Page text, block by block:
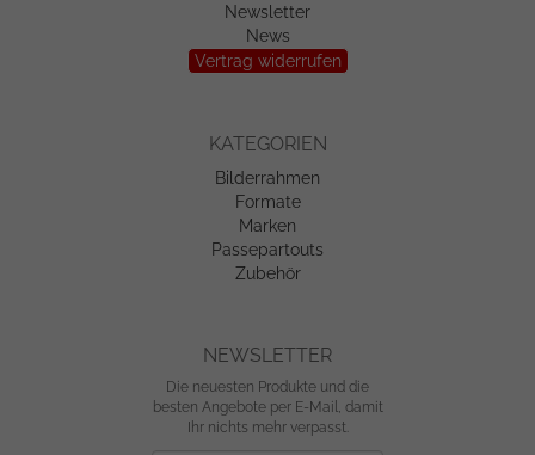
Newsletter
News
Vertrag widerrufen
KATEGORIEN
Bilderrahmen
Formate
Marken
Passepartouts
Zubehör
NEWSLETTER
Die neuesten Produkte und die
besten Angebote per E-Mail, damit
Ihr nichts mehr verpasst.